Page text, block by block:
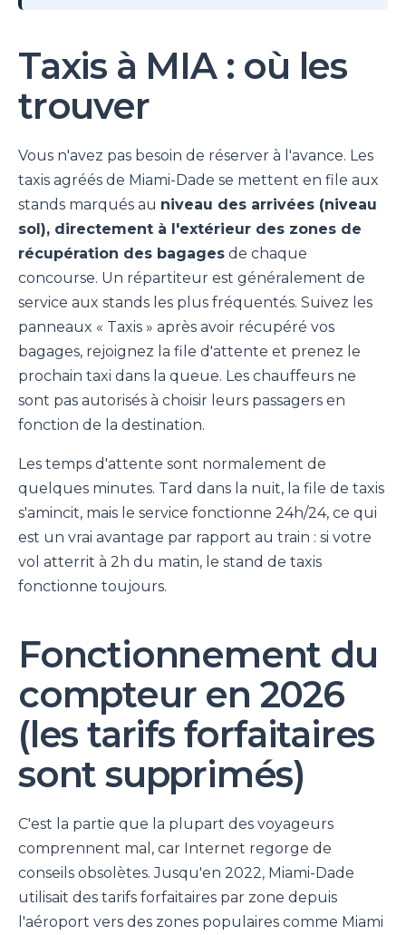
Taxis à MIA : où les
trouver
Vous n'avez pas besoin de réserver à l'avance. Les
taxis agréés de Miami-Dade se mettent en file aux
stands marqués au niveau des arrivées (niveau
sol), directement à l'extérieur des zones de
récupération des bagages de chaque
concourse. Un répartiteur est généralement de
service aux stands les plus fréquentés. Suivez les
panneaux « Taxis » après avoir récupéré vos
bagages, rejoignez la file d'attente et prenez le
prochain taxi dans la queue. Les chauffeurs ne
sont pas autorisés à choisir leurs passagers en
fonction de la destination.
Les temps d'attente sont normalement de
quelques minutes. Tard dans la nuit, la file de taxis
s'amincit, mais le service fonctionne 24h/24, ce qui
est un vrai avantage par rapport au train : si votre
vol atterrit à 2h du matin, le stand de taxis
fonctionne toujours.
Fonctionnement du
compteur en 2026
(les tarifs forfaitaires
sont supprimés)
C'est la partie que la plupart des voyageurs
comprennent mal, car Internet regorge de
conseils obsolètes. Jusqu'en 2022, Miami-Dade
utilisait des tarifs forfaitaires par zone depuis
l'aéroport vers des zones populaires comme Miami